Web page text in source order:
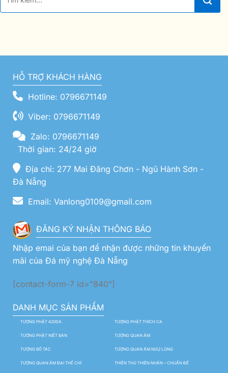
HỖ TRỢ KHÁCH HÀNG
Hotline: 0796671149
Viber: 0796671149
Zalo: 0796671149
Thời gian: 24/24 giờ
Địa chỉ: 277 Mai Đăng Chơn - Ngũ Hành Sơn -
Đà Nẵng
Email: Vanlong0109@gmail.com
ĐĂNG KÝ NHẬN THÔNG BÁO
Nhập emai của bạn để nhận được những tin khuyến
mãi của Đá mỹ nghệ Đà Nẵng
[contact-form-7 id="840"]
DANH MỤC SẢN PHẨM
TƯỢNG PHẬT ADIDA TƯỢNG PHẬT THÍCH CA
TƯỢNG PHẬT NIẾT BÀN TƯỢNG QUAN ÂM
TƯỢNG BỒ TÁC TƯỢNG QUAN ÂM NGỰ LONG
TƯỢNG QUAN ÂM ĐẠI THẾ CHÍ THIÊN THỦ THIÊN NHÃN – CHUẨN ĐỀ